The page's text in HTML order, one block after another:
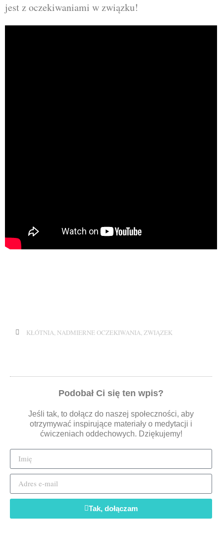
jest z oczekiwaniami w związku!
KŁÓTNIA, NADMIERNE OCZEKIWANIA,ZWIĄZEK
Podobał Ci się ten wpis?
Jeśli tak, to dołącz do naszej społeczności, aby
otrzymywać inspirujące materiały o medytacji i
ćwiczeniach oddechowych. Dziękujemy!
Tak, dołączam